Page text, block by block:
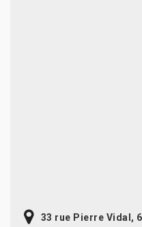
33 rue Pierre Vidal,